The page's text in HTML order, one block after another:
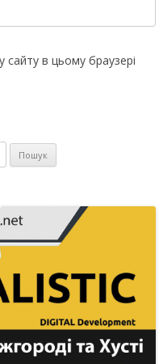
сайту в цьому браузері